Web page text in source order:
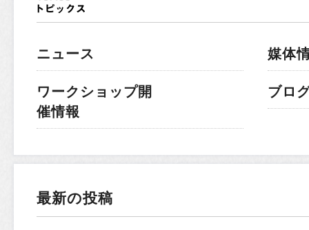
ニュース
ワークショップ開
催情報
媒体
ブロ
最新の投稿